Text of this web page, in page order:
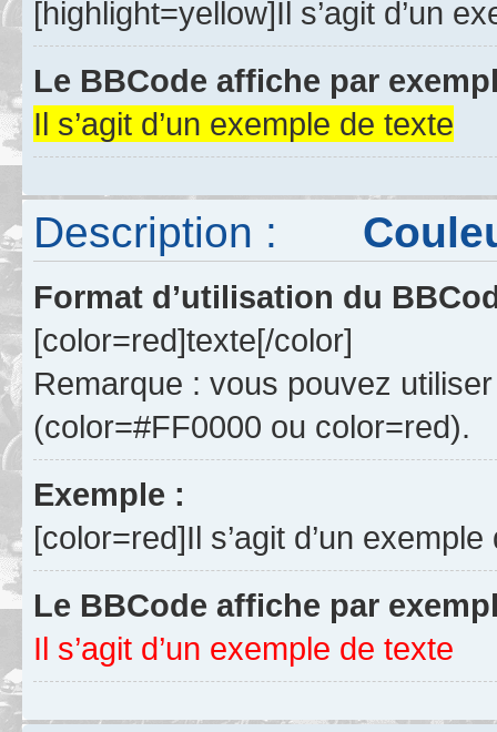
[highlight=yellow]Il s’agit d’un
Le BBCode affiche par
Il s’agit d’un exemple de texte
Description :
Format d’utilisation du
[color=red]texte[/color]
Remarque : vous pouvez
(color=#FF0000 ou color=red).
Exemple :
[color=red]Il s’agit d’un
Le BBCode affiche par
Il s’agit d’un exemple de texte